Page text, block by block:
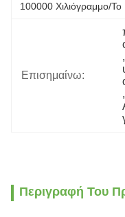
100000 Χιλιόγραμμο/
Επισημαίνω:
,
,
Περιγραφή Του